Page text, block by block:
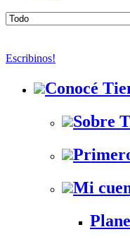
Escribinos!
Conocé
Sobre
Mi